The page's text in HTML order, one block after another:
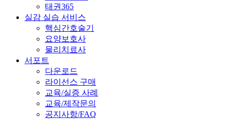
태권365
실감 실습 서비스
핵심간호술기
요양보호사
물리치료사
서포트
다운로드
라이선스 구매
교육/실증 사례
교육/제작문의
공지사항/FAQ